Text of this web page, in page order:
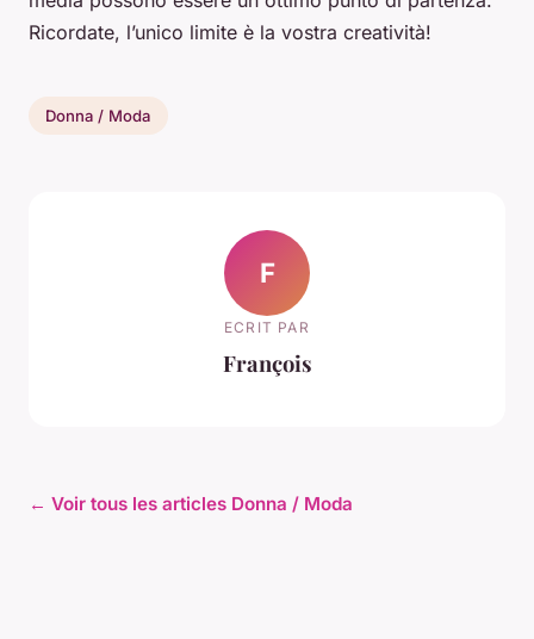
Ricordate, l’unico limite è la vostra creatività!
Donna / Moda
F
ECRIT PAR
François
← Voir tous les articles Donna / Moda